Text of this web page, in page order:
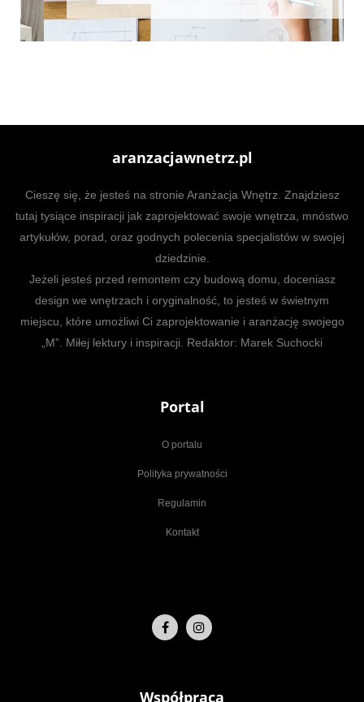
aranzacjawnetrz.pl
Cieszę się, że jesteś na stronie Aranżacja Wnętrz. Znajdziesz
tutaj tysiące inspiracji jak zaprojektować swoje wnętrza, mnóstwo
artykułów, porad, oraz godnych polecenia specjalistów w swojej
dziedzinie.
Jeżeli jesteś przed remontem czy budową domu, doceniasz
design we wnętrzach i oryginalność, to jesteś w świetnym
miejscu, które umożliwi Ci zaprojektowanie i aranżację swojego
„M”. Miłej lektury i inspiracji. Redaktor: Marek Suchocki
Portal
O portalu
Polityka prywatności
Regulamin
Kontakt
Współpraca